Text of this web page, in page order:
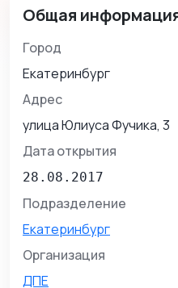
Общая
Город
Екатеринбург
Адрес
улица Юлиуса Фучика, 3
Дата открытия
28.08.2017
Подразделение
Екатеринбург
Организация
ДПЕ